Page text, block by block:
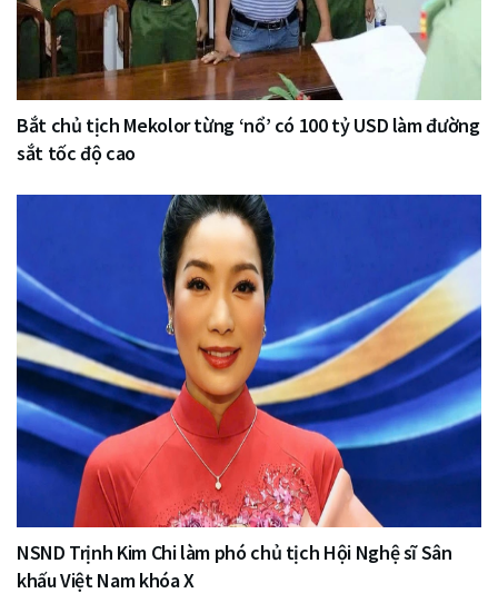
Bắt chủ tịch Mekolor từng ‘nổ’ có 100 tỷ USD làm đường
sắt tốc độ cao
NSND Trịnh Kim Chi làm phó chủ tịch Hội Nghệ sĩ Sân
khấu Việt Nam khóa X